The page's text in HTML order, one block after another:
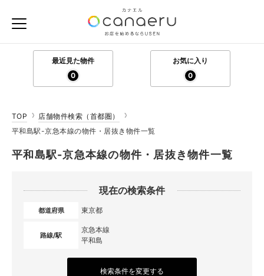
最近見た物件
0
お気に入り
0
TOP
店舗物件検索（首都圏）
平和島駅-京急本線の物件・居抜き物件一覧
平和島駅-京急本線の物件・居抜き物件一覧
現在の検索条件
都道府県 東京都
路線/駅
京急本線
平和島
検索条件を変更する